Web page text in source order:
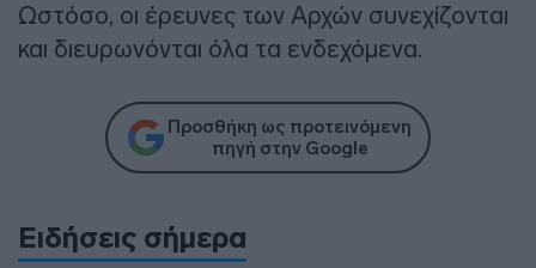
Ωστόσο, οι έρευνες των Αρχών συνεχίζονται
και διευρωνόνται όλα τα ενδεχόμενα.
Προσθήκη ως προτεινόμενη
πηγή στην Google
Ειδήσεις σήμερα